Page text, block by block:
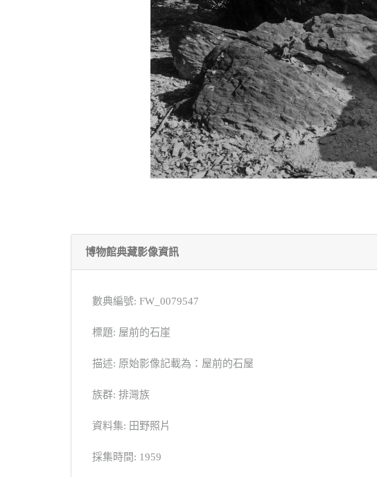
博物館典藏影像資訊
數典編號: FW_0079547
標題: 屋前的石崖
描述: 原始影像記載為：屋前的石屋
族群: 排灣族
資料集: 田野照片
採集時間: 1959